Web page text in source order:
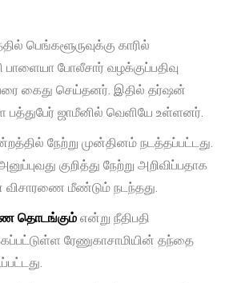
பெங்களூருவுக்கு காரில்
போலீசார் வழக்குப்பதிவு
கைது செய்தனர். இதில் தர்ஷன்
பத்துபேர் ஜாமீனில் வெளியே உள்ளனர்.
நேற்று முன்தினம் நடத்தப்பட்டது.
குறித்து நேற்று அறிவிப்பதாக
விசாரணை மீண்டும் நடந்தது.
தொடங்கும் என்று நீதிபதி
ரேணுகாசாமியின் தந்தை